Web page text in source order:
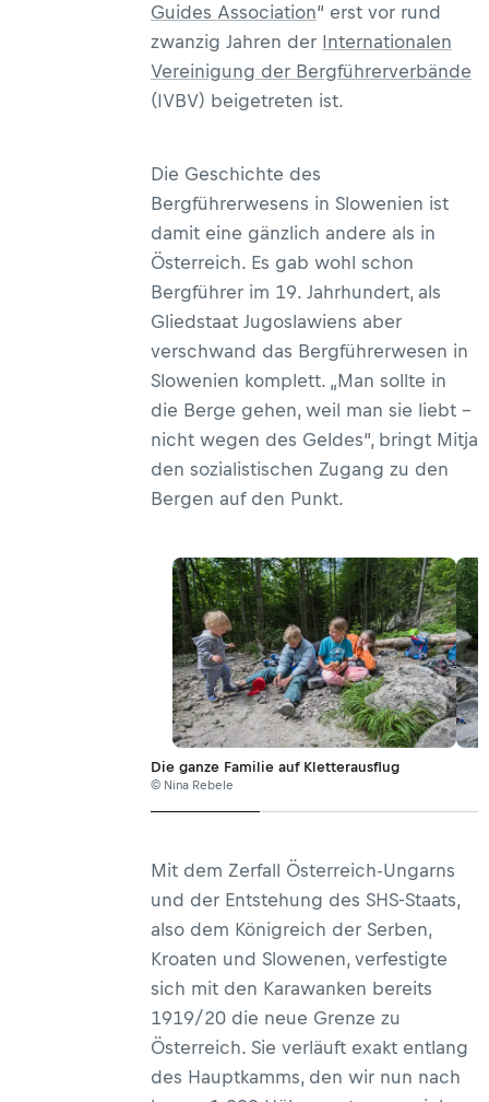
Guides Association“ erst vor rund
zwanzig Jahren der Internationalen
Vereinigung der Bergführerverbände
(IVBV) beigetreten ist.
Die Geschichte des
Bergführerwesens in Slowenien ist
damit eine gänzlich andere als in
Österreich. Es gab wohl schon
Bergführer im 19. Jahrhundert, als
Gliedstaat Jugoslawiens aber
verschwand das Bergführerwesen in
Slowenien komplett. „Man sollte in
die Berge gehen, weil man sie liebt –
nicht wegen des Geldes“, bringt Mitja
den sozialistischen Zugang zu den
Bergen auf den Punkt.
Die ganze Familie auf Kletterausflug
© Nina Rebele
Mit dem Zerfall Österreich-Ungarns
und der Entstehung des SHS-Staats,
also dem Königreich der Serben,
Kroaten und Slowenen, verfestigte
sich mit den Karawanken bereits
1919/20 die neue Grenze zu
Österreich. Sie verläuft exakt entlang
des Hauptkamms, den wir nun nach